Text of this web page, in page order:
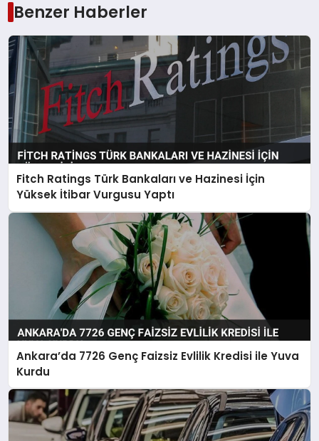
Benzer Haberler
Fitch Ratings Türk Bankaları ve Hazinesi İçin
Yüksek İtibar Vurgusu Yaptı
Ankara’da 7726 Genç Faizsiz Evlilik Kredisi ile Yuva
Kurdu